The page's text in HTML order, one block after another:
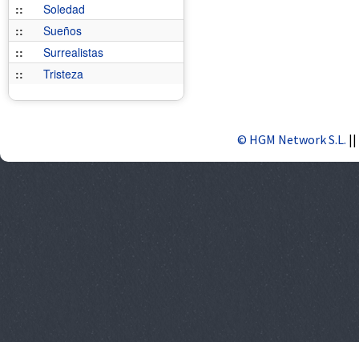
::
Soledad
::
Sueños
::
Surrealistas
::
Tristeza
© HGM Network S.L. ||